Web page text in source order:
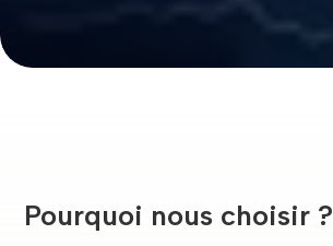
Pourquoi nous choisir ?